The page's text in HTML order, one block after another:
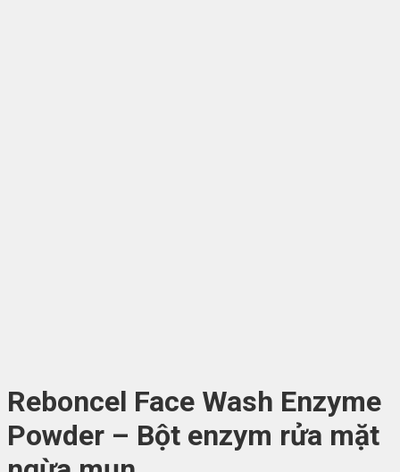
Reboncel Face Wash Enzyme
Powder – Bột enzym rửa mặt